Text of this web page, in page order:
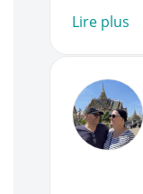
Lire plus